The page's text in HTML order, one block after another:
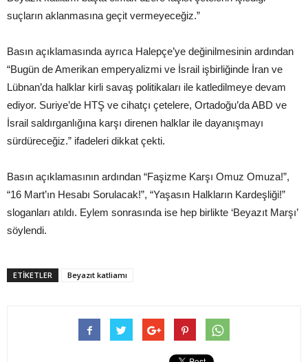
suçların aklanmasına geçit vermeyeceğiz.”
Basın açıklamasında ayrıca Halepçe’ye değinilmesinin ardından
“Bugün de Amerikan emperyalizmi ve İsrail işbirliğinde İran ve
Lübnan’da halklar kirli savaş politikaları ile katledilmeye devam
ediyor. Suriye’de HTŞ ve cihatçı çetelere, Ortadoğu’da ABD ve
İsrail saldırganlığına karşı direnen halklar ile dayanışmayı
sürdüreceğiz.” ifadeleri dikkat çekti.
Basın açıklamasının ardından “Faşizme Karşı Omuz Omuza!”,
“16 Mart’ın Hesabı Sorulacak!”, “Yaşasın Halkların Kardeşliği!”
sloganları atıldı. Eylem sonrasında ise hep birlikte ‘Beyazıt Marşı’
söylendi.
ETIKETLER Beyazıt katliamı